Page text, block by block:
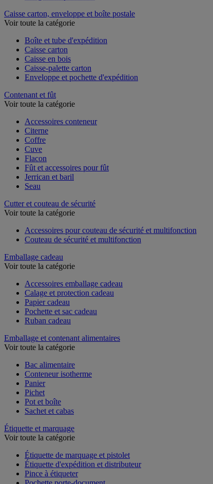
Caisse carton, enveloppe et boîte postale
Boîte et tube d'expédition
Caisse carton
Caisse en bois
Caisse-palette carton
Contenant et fût
Accessoires conteneur
Citerne
Coffre
Cuve
Flacon
Fût et accessoires pour fût
Jerrican et baril
Cutter et couteau de sécurité
Accessoires pour couteau de sécurité et multifonction
Emballage cadeau
Accessoires emballage cadeau
Calage et protection cadeau
Papier cadeau
Pochette et sac cadeau
Emballage et contenant alimentaires
Bac alimentaire
Conteneur isotherme
Panier
Pichet
Pot et boîte
Étiquette et marquage
Étiquette de marquage et pistolet
Étiquette d'expédition et distributeur
Pince à étiqueter